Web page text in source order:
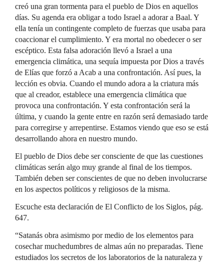
creó una gran tormenta para el pueblo de Dios en aquellos
días. Su agenda era obligar a todo Israel a adorar a Baal. Y
ella tenía un contingente completo de fuerzas que usaba para
coaccionar el cumplimiento. Y era mortal no obedecer o ser
escéptico. Esta falsa adoración llevó a Israel a una
emergencia climática, una sequía impuesta por Dios a través
de Elías que forzó a Acab a una confrontación. Así pues, la
lección es obvia. Cuando el mundo adora a la criatura más
que al creador, establece una emergencia climática que
provoca una confrontación. Y esta confrontación será la
última, y cuando la gente entre en razón será demasiado tarde
para corregirse y arrepentirse. Estamos viendo que eso se está
desarrollando ahora en nuestro mundo.
El pueblo de Dios debe ser consciente de que las cuestiones
climáticas serán algo muy grande al final de los tiempos.
También deben ser conscientes de que no deben involucrarse
en los aspectos políticos y religiosos de la misma.
Escuche esta declaración de El Conflicto de los Siglos, pág.
647.
“Satanás obra asimismo por medio de los elementos para
cosechar muchedumbres de almas aún no preparadas. Tiene
estudiados los secretos de los laboratorios de la naturaleza y